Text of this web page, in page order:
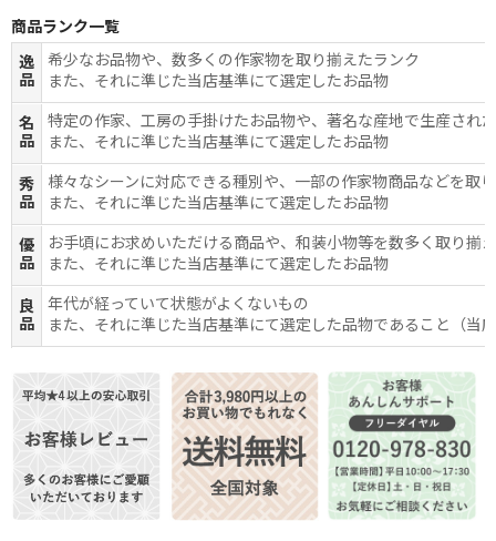
商品ランク一覧
逸
品
希少なお品物や、数多くの作家物を取り揃えたランク
また、それに準じた当店基準にて選定したお品物
名
品
特定の作家、工房の手掛けたお品物や、著名な産地で生産され
また、それに準じた当店基準にて選定したお品物
秀
品
様々なシーンに対応できる種別や、一部の作家物商品などを取
また、それに準じた当店基準にて選定したお品物
優
品
お手頃にお求めいただける商品や、和装小物等を数多く取り揃
また、それに準じた当店基準にて選定したお品物
良
品
年代が経っていて状態がよくないもの
また、それに準じた当店基準にて選定した品物であること（当